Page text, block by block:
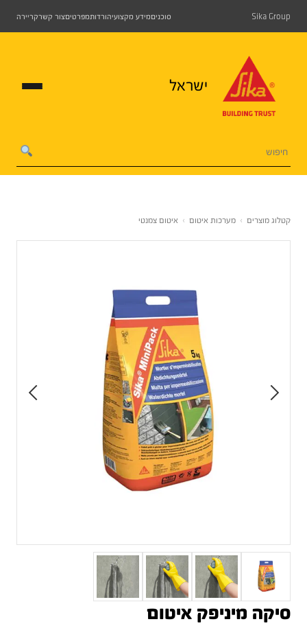
Sika Group סוכניםמידע מקצועיהורדותמפרטיםצור קשרקריירה
ישראל
קטלוג מוצרים › מערכות איטום › איטום צמנטי
סיקה מיניפק איטום